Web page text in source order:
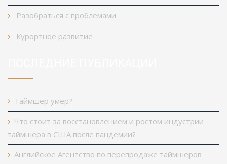
Разобраться с проблемами
Курортное развитие
Таймшер умер?
Что стоит за восстановлением и ростом индустрии
таймшера в США после пандемии?
Английское Агентство по перепродаже таймшеров